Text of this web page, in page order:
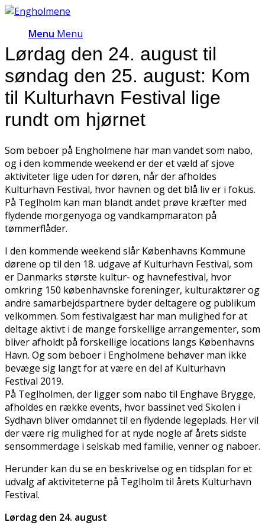
Menu Menu
Lørdag den 24. august til
søndag den 25. august: Kom
til Kulturhavn Festival lige
rundt om hjørnet
Som beboer på Engholmene har man vandet som nabo,
og i den kommende weekend er der et væld af sjove
aktiviteter lige uden for døren, når der afholdes
Kulturhavn Festival, hvor havnen og det blå liv er i fokus.
På Teglholm kan man blandt andet prøve kræfter med
flydende morgenyoga og vandkampmaraton på
tømmerflåder.
I den kommende weekend slår Københavns Kommune
dørene op til den 18. udgave af Kulturhavn Festival, som
er Danmarks største kultur- og havnefestival, hvor
omkring 150 københavnske foreninger, kulturaktører og
andre samarbejdspartnere byder deltagere og publikum
velkommen. Som festivalgæst har man mulighed for at
deltage aktivt i de mange forskellige arrangementer, som
bliver afholdt på forskellige locations langs Københavns
Havn. Og som beboer i Engholmene behøver man ikke
bevæge sig langt for at være en del af Kulturhavn
Festival 2019.
På Teglholmen, der ligger som nabo til Enghave Brygge,
afholdes en række events, hvor bassinet ved Skolen i
Sydhavn bliver omdannet til en flydende legeplads. Her vil
der være rig mulighed for at nyde nogle af årets sidste
sensommerdage i selskab med familie, venner og naboer.
Herunder kan du se en beskrivelse og en tidsplan for et
udvalg af aktiviteterne på Teglholm til årets Kulturhavn
Festival.
Lørdag den 24. august